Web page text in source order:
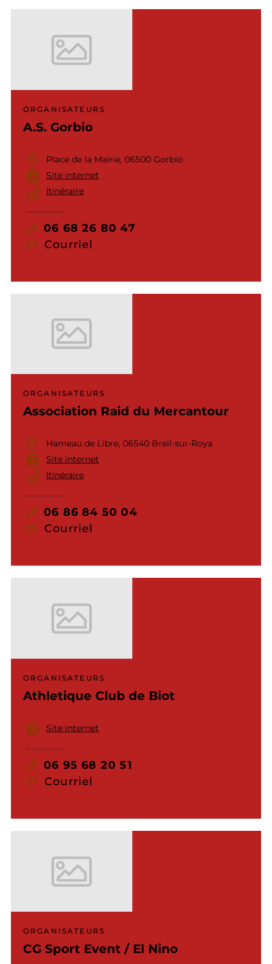
ORGANISATEURS
A.S. Gorbio
Place de la Mairie, 06500 Gorbio
Site internet
Itinéraire
06 68 26 80 47
Courriel
ORGANISATEURS
Association Raid du Mercantour
Hameau de Libre, 06540 Breil-sur-Roya
Site internet
Itinéraire
06 86 84 50 04
Courriel
ORGANISATEURS
Athletique Club de Biot
Site internet
06 95 68 20 51
Courriel
ORGANISATEURS
CG Sport Event / El Nino